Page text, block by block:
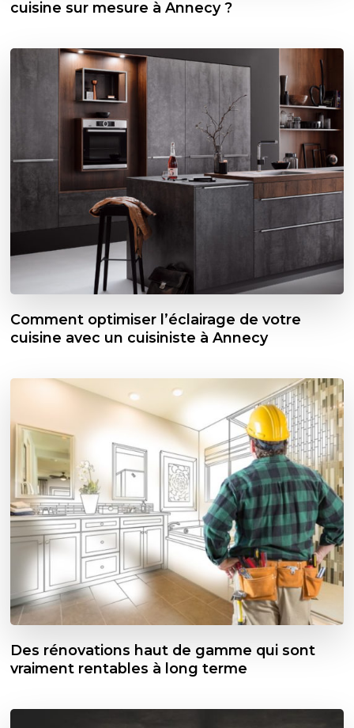
cuisine sur mesure à Annecy ?
Comment optimiser l’éclairage de votre
cuisine avec un cuisiniste à Annecy
Des rénovations haut de gamme qui sont
vraiment rentables à long terme